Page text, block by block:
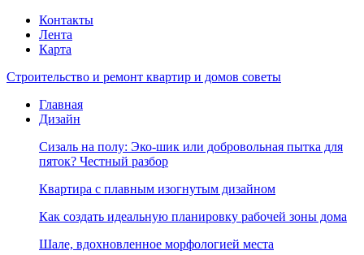
Контакты
Лента
Карта
Строительство и ремонт квартир и домов советы
Главная
Дизайн
Сизаль на полу: Эко-шик или добровольная пытка для
пяток? Честный разбор
Квартира с плавным изогнутым дизайном
Как создать идеальную планировку рабочей зоны дома
Шале, вдохновленное морфологией места